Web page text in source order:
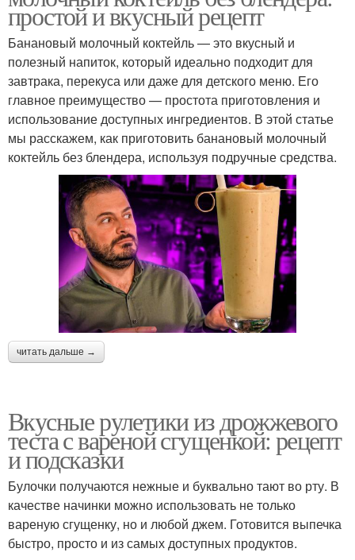
простой и вкусный рецепт
Банановый молочный коктейль — это вкусный и
полезный напиток, который идеально подходит для
завтрака, перекуса или даже для детского меню. Его
главное преимущество — простота приготовления и
использование доступных ингредиентов. В этой статье
мы расскажем, как приготовить банановый молочный
коктейль без блендера, используя подручные средства.
читать дальше →
Вкусные рулетики из дрожжевого
теста с вареной сгущенкой: рецепт
и подсказки
Булочки получаются нежные и буквально тают во рту. В
качестве начинки можно использовать не только
вареную сгущенку, но и любой джем. Готовится выпечка
быстро, просто и из самых доступных продуктов.